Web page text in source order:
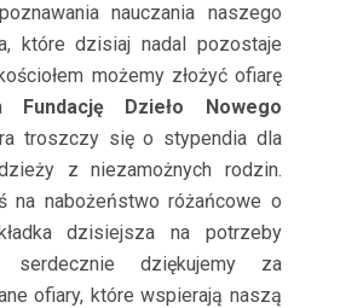
nauczania naszego
które dzisiaj nadal pozostaje
możemy złożyć ofiarę
Fundację Dzieło Nowego
troszczy się o stypendia dla
z niezamożnych rodzin.
na nabożeństwo różańcowe o
dzisiejsza na potrzeby
serdecznie dziękujemy za
ofiary, które wspierają naszą